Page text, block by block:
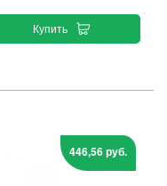
Купить
446,56 руб.